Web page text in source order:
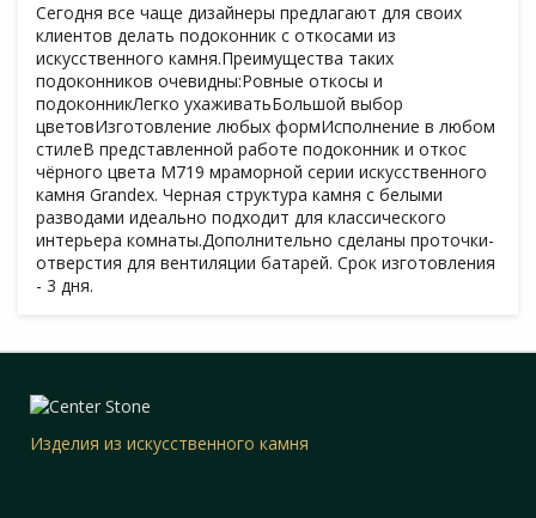
Сегодня все чаще дизайнеры предлагают для своих
клиентов делать подоконник с откосами из
искусственного камня.Преимущества таких
подоконников очевидны:Ровные откосы и
подоконникЛегко ухаживатьБольшой выбор
цветовИзготовление любых формИсполнение в любом
стилеВ представленной работе подоконник и откос
чёрного цвета М719 мраморной серии искусственного
камня Grandex. Черная структура камня с белыми
разводами идеально подходит для классического
интерьера комнаты.Дополнительно сделаны проточки-
отверстия для вентиляции батарей. Срок изготовления
- 3 дня.
Изделия из искусственного камня